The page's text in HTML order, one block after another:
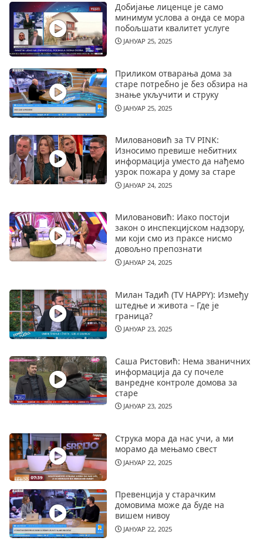
Добијање лиценце је само
минимум услова а онда се мора
побољшати квалитет услуге
ЈАНУАР 25, 2025
Приликом отварања дома за
старе потребно је без обзира на
знање укључити и струку
ЈАНУАР 25, 2025
Миловановић за TV PINK:
Износимо превише небитних
информација уместо да нађемо
узрок пожара у дому за старе
ЈАНУАР 24, 2025
Миловановић: Иако постоји
закон о инспекцијском надзору,
ми који смо из праксе нисмо
довољно препознати
ЈАНУАР 24, 2025
Милан Тадић (TV HAPPY): Између
штедње и живота – Где је
граница?
ЈАНУАР 23, 2025
Саша Ристовић: Нема званичних
информација да су почеле
ванредне контроле домова за
старе
ЈАНУАР 23, 2025
Струка мора да нас учи, а ми
морамо да мењамо свест
ЈАНУАР 22, 2025
Превенција у старачким
домовима може да буде на
вишем нивоу
ЈАНУАР 22, 2025